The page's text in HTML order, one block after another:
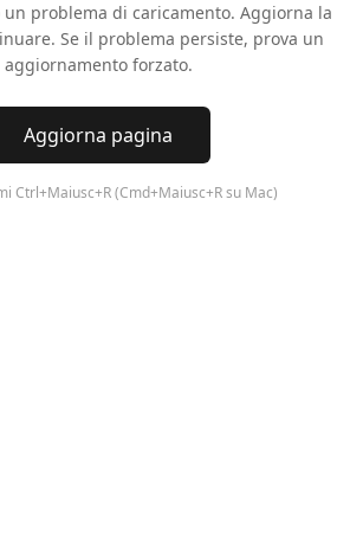
problema di caricamento. Aggiorna la
Se il problema persiste, prova un
aggiornamento forzato.
Aggiorna pagina
Ctrl+Maiusc+R (Cmd+Maiusc+R su Mac)